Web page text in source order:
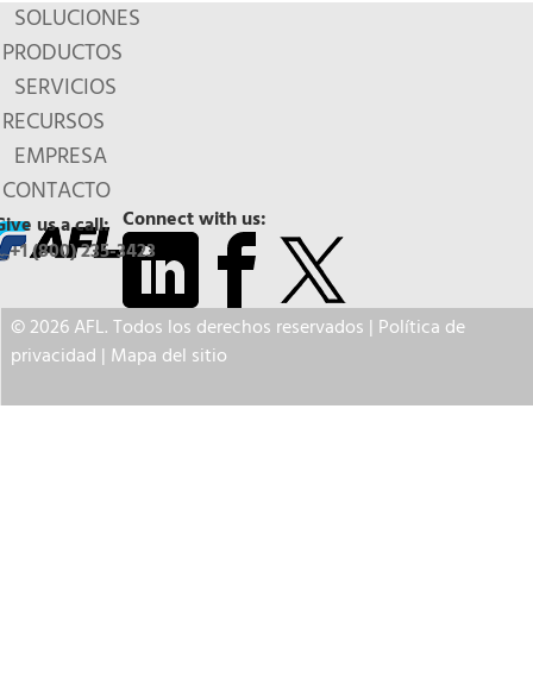
SOLUCIONES
PRODUCTOS
SERVICIOS
RECURSOS
EMPRESA
CONTACTO
Connect with us:
us a call:
+1 (800) 235-3423
© 2026 AFL. Todos los derechos reservados | Política de
privacidad | Mapa del sitio